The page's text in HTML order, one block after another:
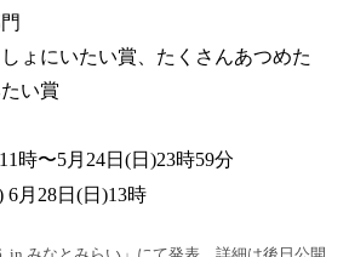
にいたい賞、たくさんあつめた
い賞
時〜5月24日(日)23時59分
月28日(日)13時